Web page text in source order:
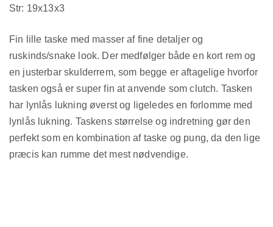
Str: 19x13x3
Fin lille taske med masser af fine detaljer og
ruskinds/snake look. Der medfølger både en kort rem og
en justerbar skulderrem, som begge er aftagelige hvorfor
tasken også er super fin at anvende som clutch. Tasken
har lynlås lukning øverst og ligeledes en forlomme med
lynlås lukning. Taskens størrelse og indretning gør den
perfekt som en kombination af taske og pung, da den lige
præcis kan rumme det mest nødvendige.